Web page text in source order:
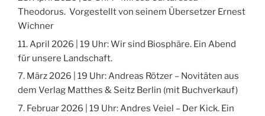
Theodorus. Vorgestellt von seinem Übersetzer Ernest
Wichner
11. April 2026 | 19 Uhr: Wir sind Biosphäre. Ein Abend
für unsere Landschaft.
7. März 2026 | 19 Uhr: Andreas Rötzer – Novitäten aus
dem Verlag Matthes & Seitz Berlin (mit Buchverkauf)
7. Februar 2026 | 19 Uhr: Andres Veiel – Der Kick. Ein